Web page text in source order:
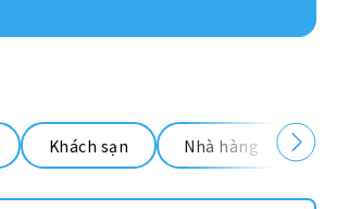
Khách sạn Nhà hàng